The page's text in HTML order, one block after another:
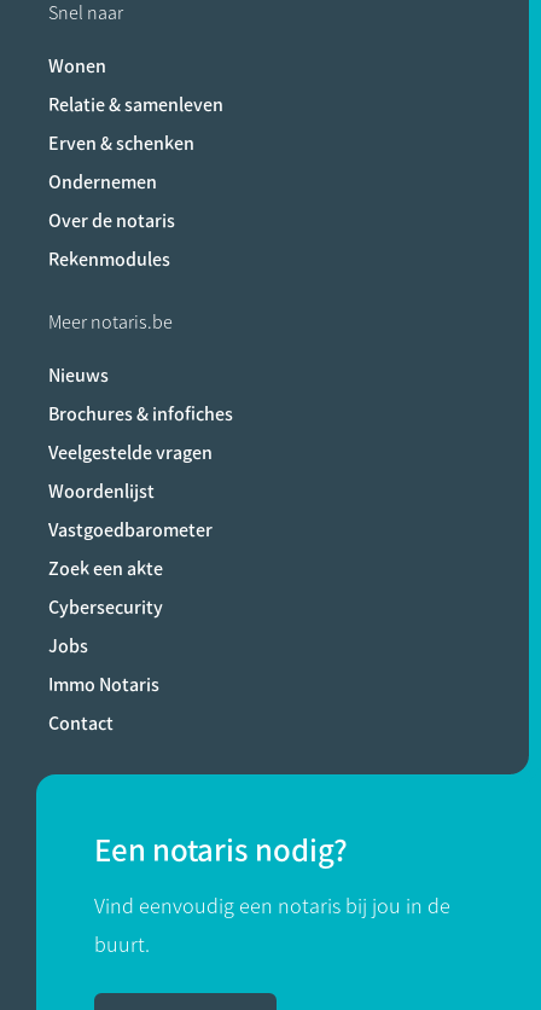
Snel naar
Wonen
Relatie & samenleven
Erven & schenken
Ondernemen
Over de notaris
Rekenmodules
Meer notaris.be
Nieuws
Brochures & infofiches
Veelgestelde vragen
Woordenlijst
Vastgoedbarometer
Zoek een akte
Cybersecurity
Jobs
Immo Notaris
Contact
Een notaris nodig?
Vind eenvoudig een notaris bij jou in de
buurt.